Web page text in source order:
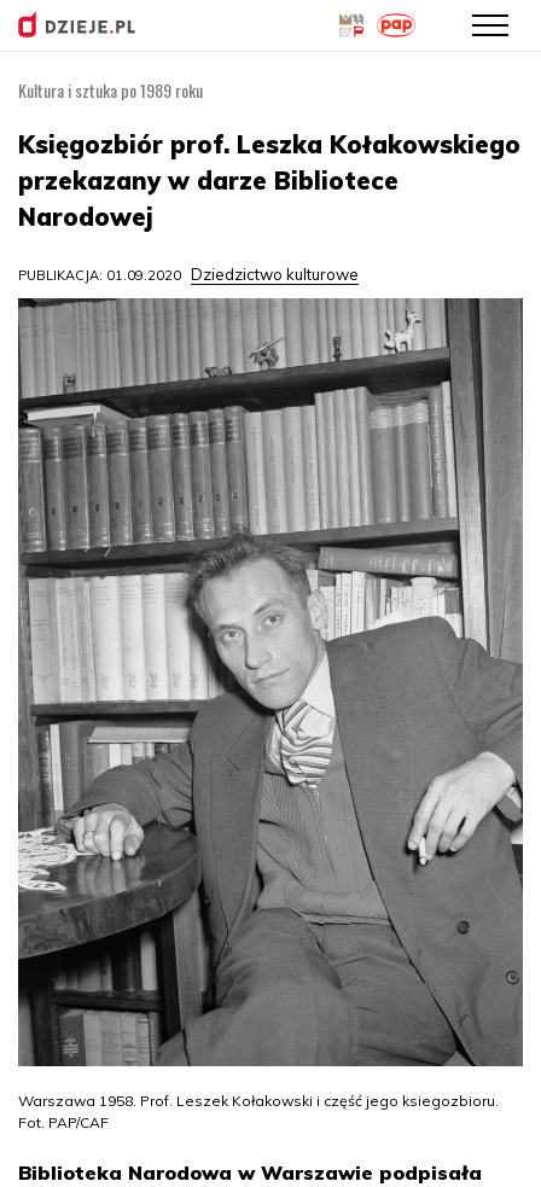
treści
Kultura i sztuka po 1989 roku
Księgozbiór prof. Leszka Kołakowskiego
przekazany w darze Bibliotece
Narodowej
PUBLIKACJA: 01.09.2020 Dziedzictwo kulturowe
Warszawa 1958. Prof. Leszek Kołakowski i część jego ksiegozbioru.
Fot. PAP/CAF
Biblioteka Narodowa w Warszawie podpisała